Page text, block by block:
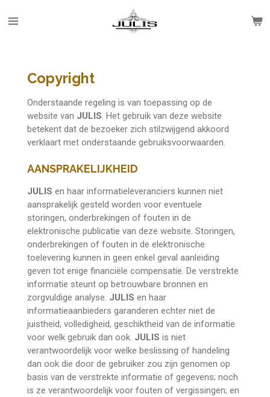
direct
Copyright
Onderstaande regeling is van toepassing op de
website van JULIS. Het gebruik van deze website
betekent dat de bezoeker zich stilzwijgend akkoord
verklaart met onderstaande gebruiksvoorwaarden.
AANSPRAKELIJKHEID
JULIS en haar informatieleveranciers kunnen niet
aansprakelijk gesteld worden voor eventuele
storingen, onderbrekingen of fouten in de
elektronische publicatie van deze website. Storingen,
onderbrekingen of fouten in de elektronische
toelevering kunnen in geen enkel geval aanleiding
geven tot enige financiële compensatie. De verstrekte
informatie steunt op betrouwbare bronnen en
zorgvuldige analyse. JULIS en haar
informatieaanbieders garanderen echter niet de
juistheid, volledigheid, geschiktheid van de informatie
voor welk gebruik dan ook. JULIS is niet
verantwoordelijk voor welke beslissing of handeling
dan ook die door de gebruiker zou zijn genomen op
basis van de verstrekte informatie of gegevens; noch
is ze verantwoordelijk voor fouten of vergissingen; en